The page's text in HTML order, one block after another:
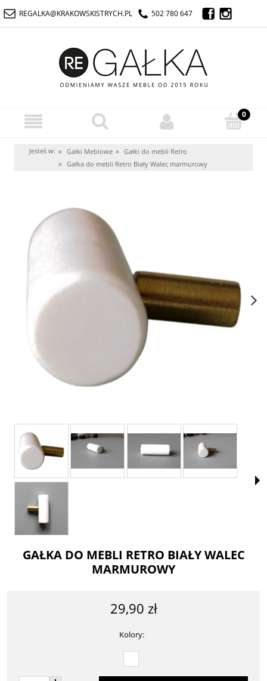
REGALKA@KRAKOWSKISTRYCH.PL 502 780 647
Jesteś w: » Gałki Meblowe » Gałki do mebli Retro
» Gałka do mebli Retro Biały Walec marmurowy
GAŁKA DO MEBLI RETRO BIAŁY WALEC
MARMUROWY
29,90 zł
Kolory: